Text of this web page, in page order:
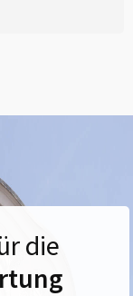
die